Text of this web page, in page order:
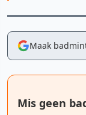
Maak
Mis geen